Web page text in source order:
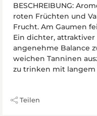
BESCHREIBUNG:
roten Früchten und
Frucht. Am Gaumen
Ein dichter,
angenehme Balance
weichen Tanninen
zu trinken mit langem
Teilen